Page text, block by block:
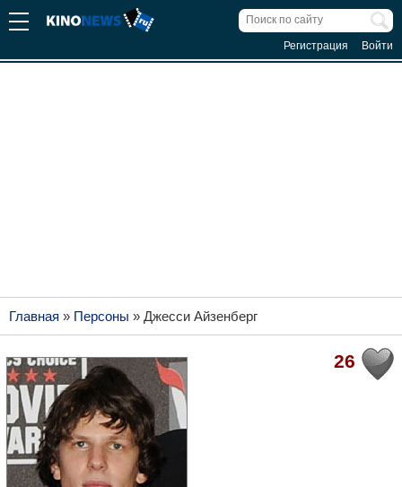
Регистрация Войти
Главная » Персоны » Джесси Айзенберг
26